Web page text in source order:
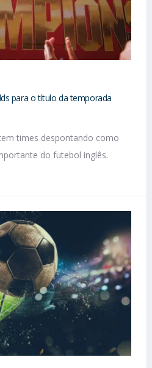
para o título da temporada
times despontando como
do futebol inglês.